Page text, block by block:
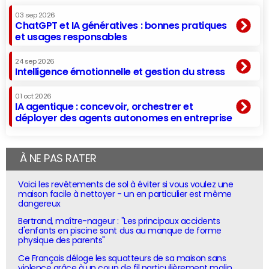
03 sep 2026
ChatGPT et IA génératives : bonnes pratiques
et usages responsables
24 sep 2026
Intelligence émotionnelle et gestion du stress
01 oct 2026
IA agentique : concevoir, orchestrer et
déployer des agents autonomes en entreprise
À NE PAS RATER
Voici les revêtements de sol à éviter si vous voulez une
maison facile à nettoyer - un en particulier est même
dangereux
Bertrand, maître-nageur : "Les principaux accidents
d'enfants en piscine sont dus au manque de forme
physique des parents"
Ce Français déloge les squatteurs de sa maison sans